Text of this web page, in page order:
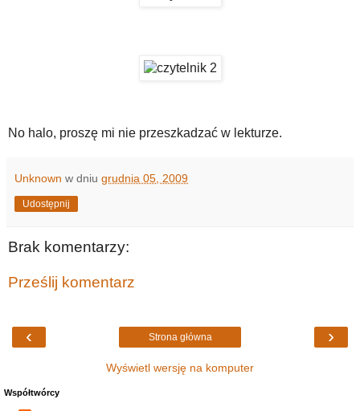
No halo, proszę mi nie przeszkadzać w lekturze.
Unknown w dniu grudnia 05, 2009
Udostępnij
Brak komentarzy:
Prześlij komentarz
‹ ›
Strona główna
Wyświetl wersję na komputer
Współtwórcy